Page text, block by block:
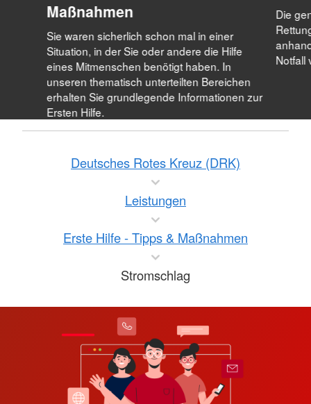
Maßnahmen
Sie waren sicherlich schon mal in einer
Situation, in der Sie oder andere die Hilfe
eines Mitmenschen benötigt haben. In
unseren thematisch unterteilten Bereichen
erhalten Sie grundlegende Informationen zur
Ersten Hilfe.
Die
Notfall
Deutsches Rotes Kreuz (DRK)
Leistungen
Erste Hilfe - Tipps & Maßnahmen
Stromschlag